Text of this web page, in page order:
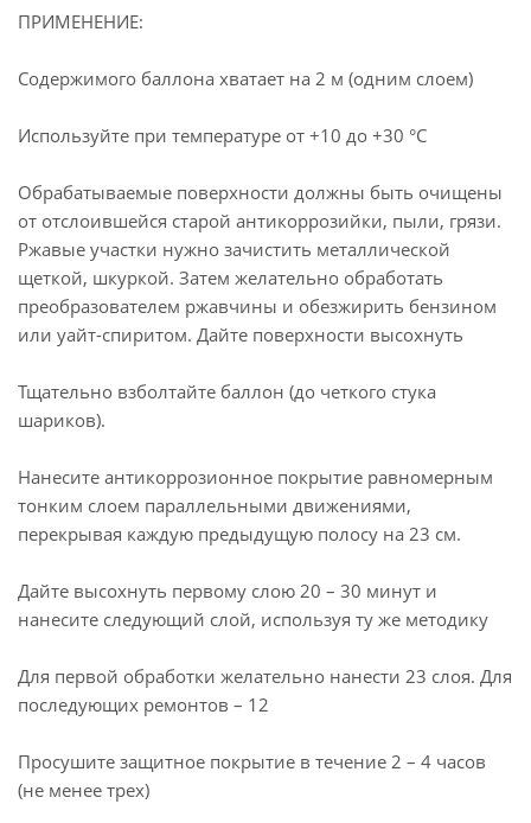
ПРИМЕНЕНИЕ:
Содержимого баллона хватает на 2 м (одним слоем)
Используйте при температуре от +10 до +30 °С
Обрабатываемые поверхности должны быть очищены
от отслоившейся старой антикоррозийки, пыли, грязи.
Ржавые участки нужно зачистить металлической
щеткой, шкуркой. Затем желательно обработать
преобразователем ржавчины и обезжирить бензином
или уайт-спиритом. Дайте поверхности высохнуть
Тщательно взболтайте баллон (до четкого стука
шариков).
Нанесите антикоррозионное покрытие равномерным
тонким слоем параллельными движениями,
перекрывая каждую предыдущую полосу на 23 см.
Дайте высохнуть первому слою 20 – 30 минут и
нанесите следующий слой, используя ту же методику
Для первой обработки желательно нанести 23 слоя. Для
последующих ремонтов – 12
Просушите защитное покрытие в течение 2 – 4 часов
(не менее трех)